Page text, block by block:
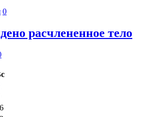
0
расчлененное тело